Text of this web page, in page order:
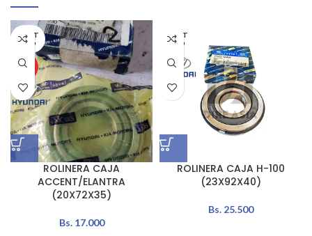
AGOT
ADO
HOT
ROLINERA CAJA
ACCENT/ELANTRA
(20X72X35)
Bs.17.000
AGOT
ADO
ROLINERA CAJA H-100
(23X92X40)
Bs.25.500